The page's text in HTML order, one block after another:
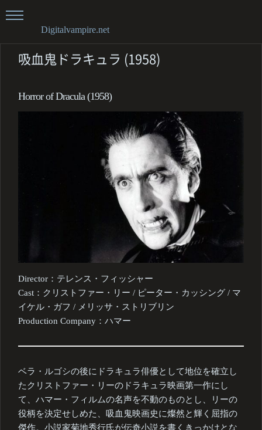
Digitalvampire.net
吸血鬼ドラキュラ (1958)
Horror of Dracula (1958)
Director：テレンス・フィッシャー
Cast：クリストファー・リー / ピーター・カッシング / マ
イケル・ガフ / メリッサ・ストリブリン
Production Company：ハマー
ベラ・ルゴシの後にドラキュラ俳優として地位を確立し
たクリストファー・リーのドラキュラ映画第一作にし
て、ハマー・フィルムの名声を不動のものとし、リーの
役柄を決定せしめた、吸血鬼映画史に燦然と輝く屈指の
傑作。小説家菊地秀行氏が伝奇小説を書くきっかけとな